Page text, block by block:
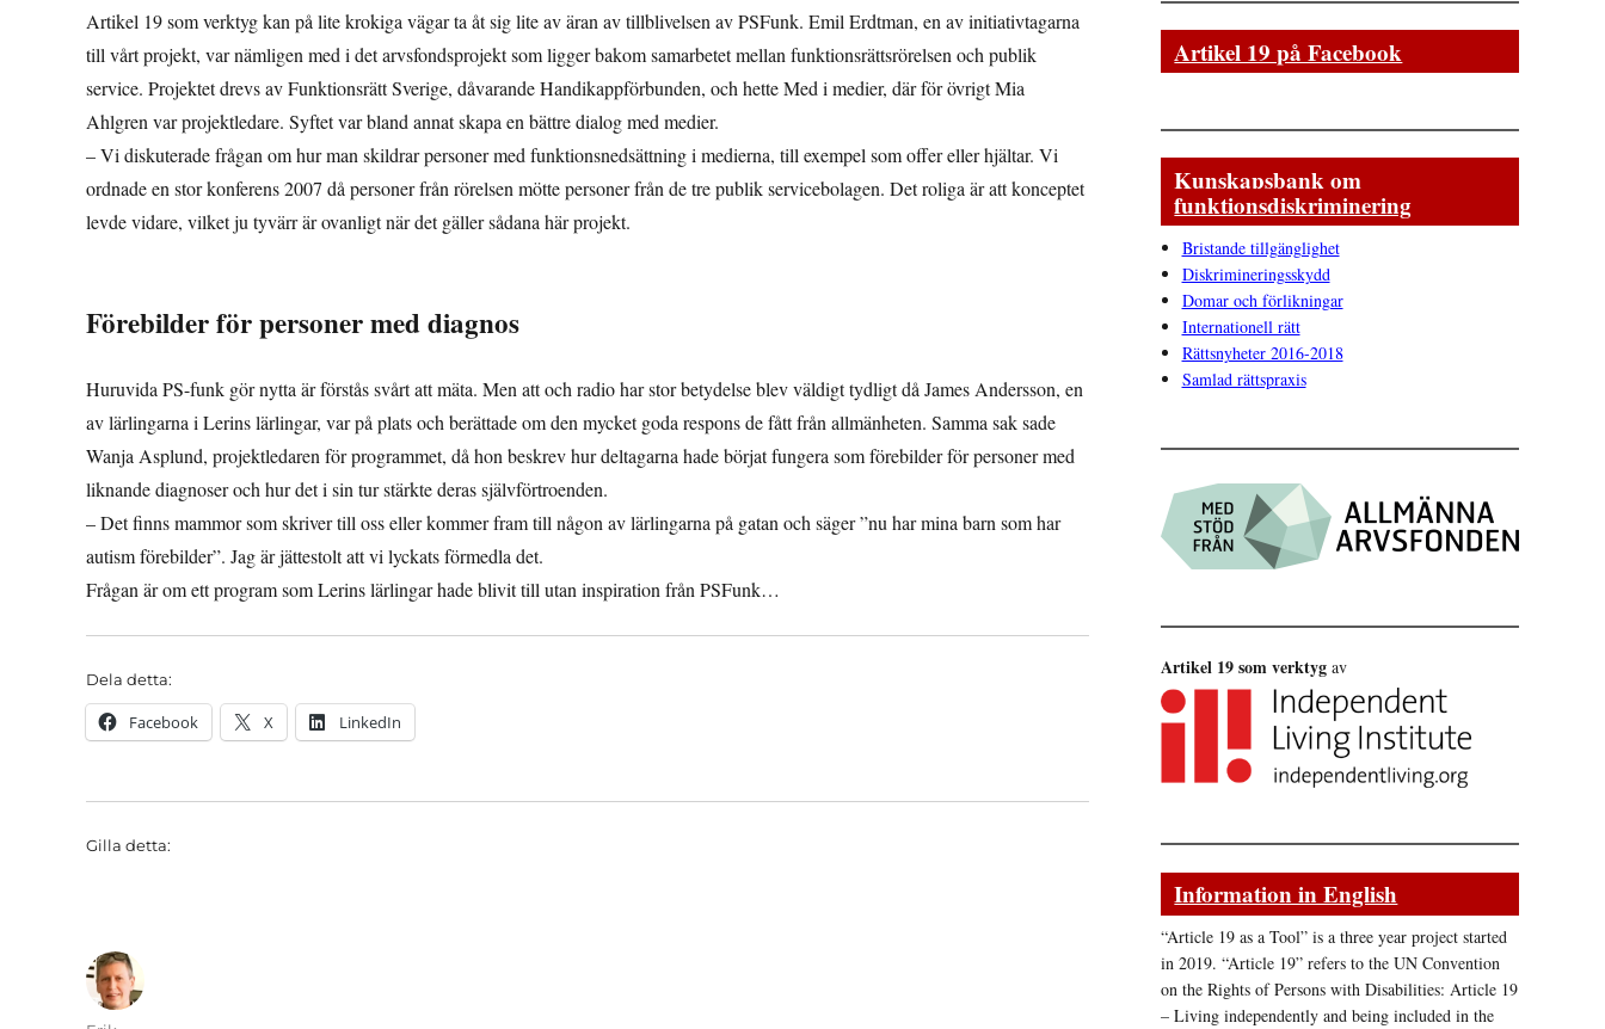
Artikel 19 som verktyg kan på lite krokiga vägar ta åt sig lite av äran av tillblivelsen av PSFunk. Emil Erdtman, en av initiativtagarna
till vårt projekt, var nämligen med i det arvsfondsprojekt som ligger bakom samarbetet mellan funktionsrättsrörelsen och publik
service. Projektet drevs av Funktionsrätt Sverige, dåvarande Handikappförbunden, och hette Med i medier, där för övrigt Mia
Ahlgren var projektledare. Syftet var bland annat skapa en bättre dialog med medier.
– Vi diskuterade frågan om hur man skildrar personer med funktionsnedsättning i medierna, till exempel som offer eller hjältar. Vi
ordnade en stor konferens 2007 då personer från rörelsen mötte personer från de tre publik servicebolagen. Det roliga är att konceptet
levde vidare, vilket ju tyvärr är ovanligt när det gäller sådana här projekt.
Förebilder för personer med diagnos
Huruvida PS-funk gör nytta är förstås svårt att mäta. Men att och radio har stor betydelse blev väldigt tydligt då James Andersson, en
av lärlingarna i Lerins lärlingar, var på plats och berättade om den mycket goda respons de fått från allmänheten. Samma sak sade
Wanja Asplund, projektledaren för programmet, då hon beskrev hur deltagarna hade börjat fungera som förebilder för personer med
liknande diagnoser och hur det i sin tur stärkte deras självförtroenden.
– Det finns mammor som skriver till oss eller kommer fram till någon av lärlingarna på gatan och säger ”nu har mina barn som har
autism förebilder”. Jag är jättestolt att vi lyckats förmedla det.
Frågan är om ett program som Lerins lärlingar hade blivit till utan inspiration från PSFunk…
Dela detta:
Facebook X LinkedIn
Gilla detta:
Artikel 19 på Facebook
Kunskapsbank om
funktionsdiskriminering
Bristande tillgänglighet
Diskrimineringsskydd
Domar och förlikningar
Internationell rätt
Rättsnyheter 2016-2018
Samlad rättspraxis
Artikel 19 som verktyg av
Information in English
“Article 19 as a Tool” is a three year project started
in 2019. “Article 19” refers to the UN Convention
on the Rights of Persons with Disabilities: Article 19
– Living independently and being included in the